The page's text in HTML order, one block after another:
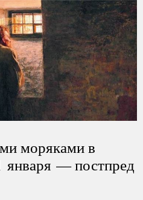
моряками в
января — постпред